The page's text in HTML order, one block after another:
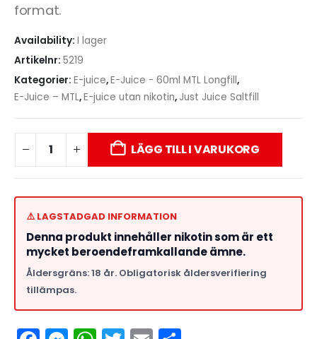
format.
Availability: I lager
Artikelnr: 5219
Kategorier: E-juice,E-Juice - 60ml MTL Longfill,
E-Juice – MTL,E-juice utan nikotin, Just Juice Saltfill
LÄGG TILL I VARUKORG
⚠️ LAGSTADGAD INFORMATION
Denna produkt innehåller nikotin som är ett
mycket beroendeframkallande ämne.
Åldersgräns: 18 år. Obligatorisk åldersverifiering
tillämpas.